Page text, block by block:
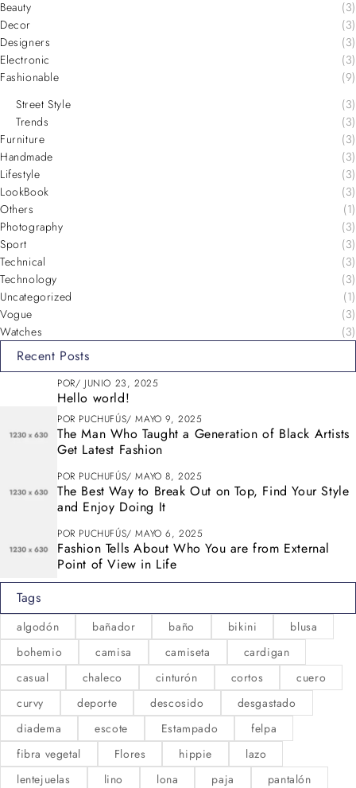
Beauty
(3)
Decor
(3)
Designers
(3)
Electronic
(3)
Fashionable
(9)
Street Style
(3)
Trends
(3)
Furniture
(3)
Handmade
(3)
Lifestyle
(3)
LookBook
(3)
Others
(1)
Photography
(3)
Sport
(3)
Technical
(3)
Technology
(3)
Uncategorized
(1)
Vogue
(3)
Watches
(3)
Recent Posts
POR JUNIO 23, 2025
Hello world!
POR PUCHUFÚS MAYO 9, 2025
The Man Who Taught a Generation of Black Artists
Get Latest Fashion
POR PUCHUFÚS MAYO 8, 2025
The Best Way to Break Out on Top, Find Your Style
and Enjoy Doing It
POR PUCHUFÚS MAYO 6, 2025
Fashion Tells About Who You are from External
Point of View in Life
Tags
algodón bañador baño bikini
blusa
bohemio
camisa camiseta
cardigan
casual
chaleco cinturón cortos
cuero
curvy
deporte descosido
desgastado
diadema
escote Estampado
felpa
fibra vegetal
Flores hippie
lazo
lentejuelas
lino lona paja
pantalón